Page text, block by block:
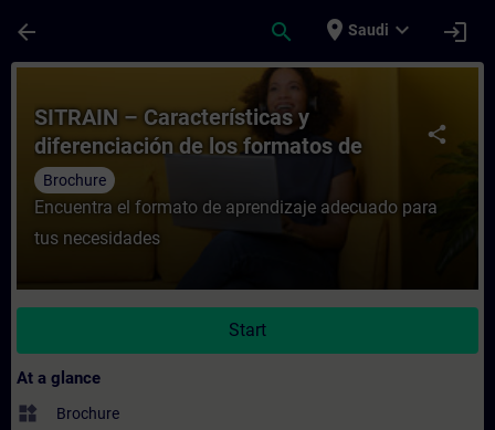
arrow_back search place Saudi expand_more login
Course - SITRAIN – Características y
share
SITRAIN – Características y
diferenciación de los formatos de
aprendizaje
Brochure
Encuentra el formato de aprendizaje adecuado para
tus necesidades
Start
At a glance
widgets Brochure